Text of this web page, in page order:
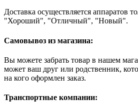
Доставка осуществляется аппаратов
"Хороший", "Отличный", "Новый".
Самовывоз из магазина:
Вы можете забрать товар в нашем
может ваш друг или родственник,
на кого оформлен заказ.
Транспортные компании: